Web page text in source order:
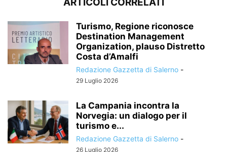
Turismo, Regione riconosce
Destination Management
Organization, plauso Distretto
Costa d’Amalfi
Redazione Gazzetta di Salerno -
29 Luglio 2026
La Campania incontra la
Norvegia: un dialogo per il
turismo e...
Redazione Gazzetta di Salerno -
26 Luglio 2026